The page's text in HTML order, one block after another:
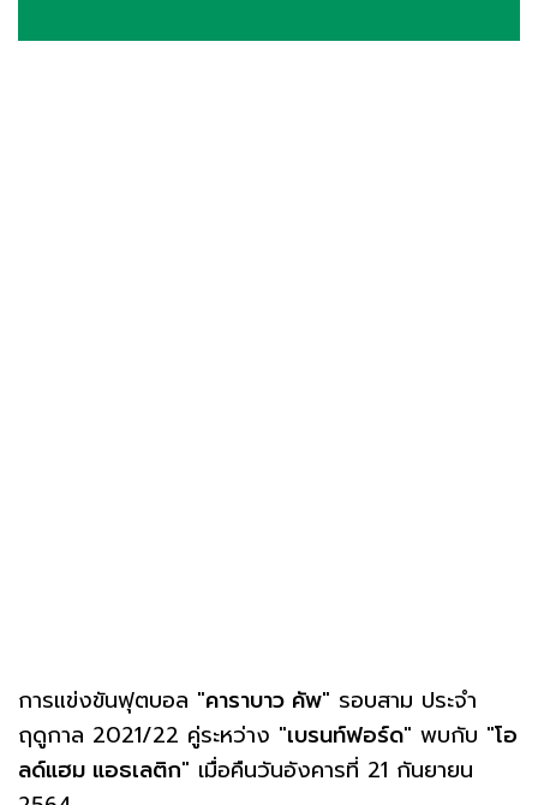
การแข่งขันฟุตบอล "คาราบาว คัพ" รอบสาม ประจำ
ฤดูกาล 2021/22 คู่ระหว่าง "เบรนท์ฟอร์ด" พบกับ "โอ
ลด์แฮม แอธเลติก" เมื่อคืนวันอังคารที่ 21 กันยายน